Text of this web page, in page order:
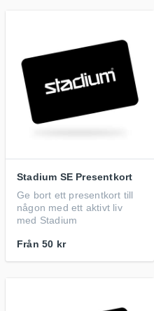
Stadium SE Presentkort
Ge bort ett presentkort till
någon med ett aktivt liv
med Stadium
Från 50 kr